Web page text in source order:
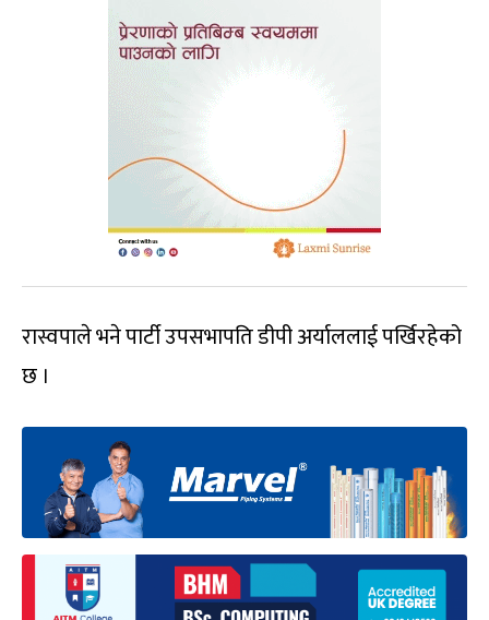
रास्वपाले भने पार्टी उपसभापति डीपी अर्याललाई पर्खिरहेको
छ ।